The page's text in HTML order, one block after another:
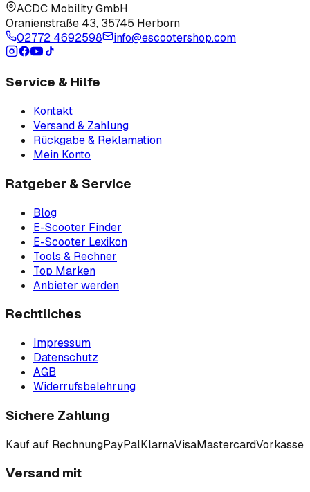
ACDC Mobility GmbH
Oranienstraße 43, 35745 Herborn
02772 4692598
info@escootershop.com
Service & Hilfe
Kontakt
Versand & Zahlung
Rückgabe & Reklamation
Mein Konto
Ratgeber & Service
Blog
E-Scooter Finder
E-Scooter Lexikon
Tools & Rechner
Top Marken
Anbieter werden
Rechtliches
Impressum
Datenschutz
AGB
Widerrufsbelehrung
Sichere Zahlung
Kauf auf RechnungPayPalKlarnaVisaMastercardVorkasse
Versand mit